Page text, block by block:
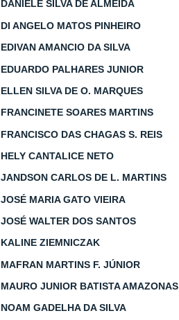
DANIELE SILVA DE ALMEIDA
DI ANGELO MATOS PINHEIRO
EDIVAN AMANCIO DA SILVA
EDUARDO PALHARES JUNIOR
ELLEN SILVA DE O. MARQUES
FRANCINETE SOARES MARTINS
FRANCISCO DAS CHAGAS S. REIS
HELY CANTALICE NETO
JANDSON CARLOS DE L. MARTINS
JOSÉ MARIA GATO VIEIRA
JOSÉ WALTER DOS SANTOS
KALINE ZIEMNICZAK
MAFRAN MARTINS F. JÚNIOR
MAURO JUNIOR BATISTA AMAZONAS
NOAM GADELHA DA SILVA